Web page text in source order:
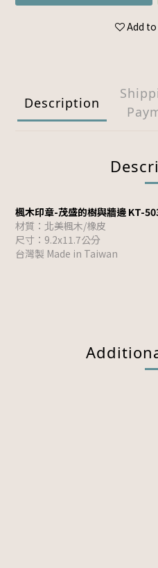
Add
Description
楓木印章-茂盛的樹與牆邊 KT-
材質：北美楓木/橡皮
尺寸：9.2x11.7公分
台灣製 Made in Taiwan